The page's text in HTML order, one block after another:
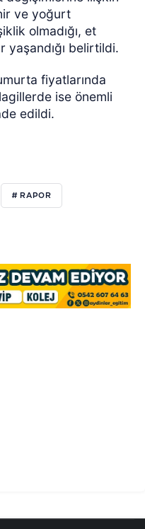
ve yoğurt
olmadığı, et
yaşandığı belirtildi.
fiyatlarında
ise önemli
edildi.
# RAPOR